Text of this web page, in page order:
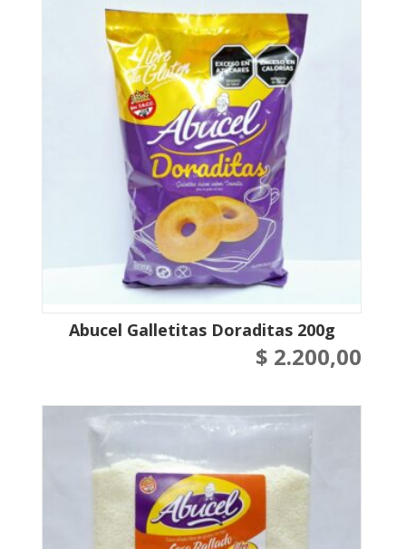
Abucel Galletitas Doraditas 200g
$ 2.200,00